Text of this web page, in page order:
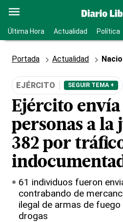
Última Hora Actualidad Política
Portada Actualidad
EJÉRCITO SEGUIR TEMA +
Ejército envía
personas a la
382 por
61 individuos fueron
contrabando de
ilegal de armas de
drogas